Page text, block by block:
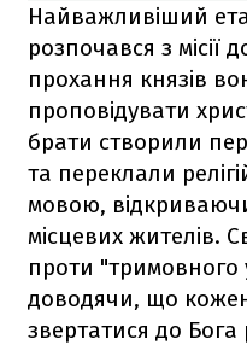
Найважливіший
розпочався з місії
прохання князів
проповідувати
брати створили
та переклали
мовою,
місцевих жителів.
проти "тримовного
доводячи, що
звертатися до